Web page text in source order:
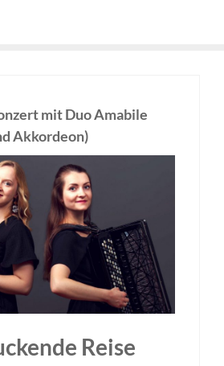
mit Duo Ama­bi­le
Akkordeon)
Rei­se